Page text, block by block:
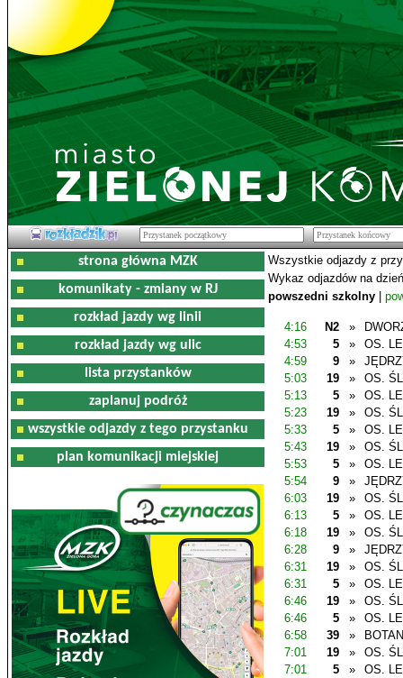
strona główna MZK
komunikaty - zmiany w RJ
rozkład jazdy wg linii
rozkład jazdy wg ulic
lista przystanków
zaplanuj podróż
wszystkie odjazdy z tego przystanku
plan komunikacji miejskiej
Wszystkie odjazdy z
Wykaz odjazdów na
powszedni szkolny
4:16 N2 »
4:53
5 »
OS.
4:59
9 »
5:03
19 »
OS.
5:13
5 »
OS.
5:23
19 »
OS.
5:33
5 »
OS.
5:43
19 »
OS.
5:53
5 »
OS.
5:54
9 »
6:03
19 »
OS.
6:13
5 »
OS.
6:18
19 »
OS.
6:28
9 »
6:31
19 »
OS.
6:31
5 »
OS.
6:46
19 »
OS.
6:46
5 »
OS.
6:58
39 »
7:01
19 »
OS.
7:01
5 »
OS.